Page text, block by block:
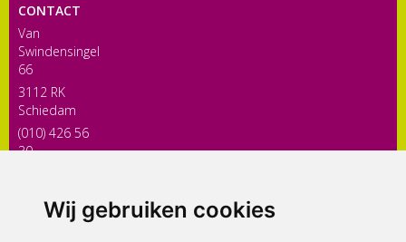
Wij gebruiken cookies
CONTACT
Van
Swindensingel
66
3112 RK
Schiedam
(010) 426 56
30
ONDERDEEL VAN